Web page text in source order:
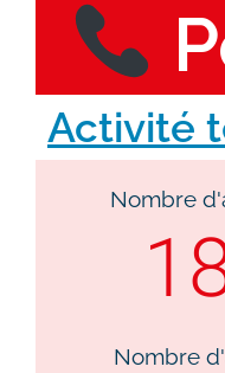
Activité
Nombre
Nombre